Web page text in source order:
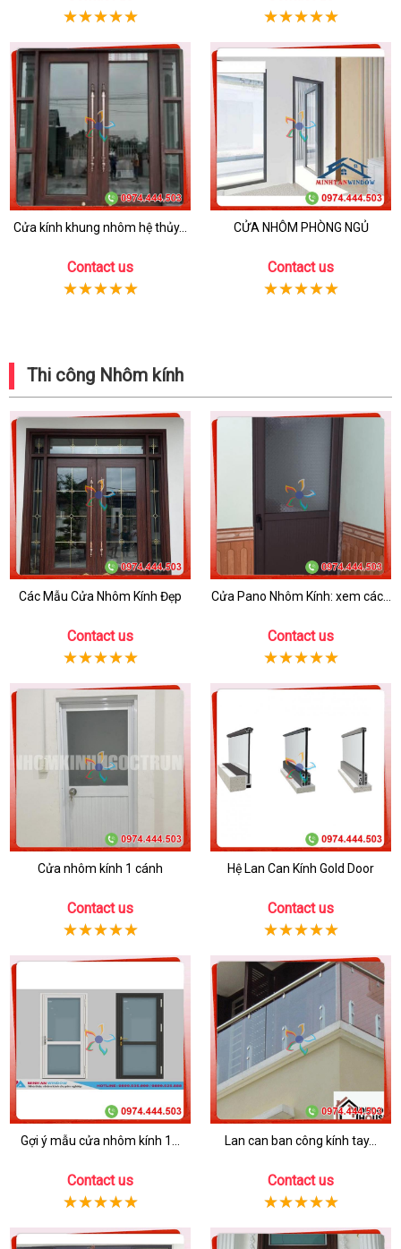
Cửa kính khung nhôm hệ thủy...
Contact us
CỬA NHÔM PHÒNG NGỦ
Contact us
Thi công Nhôm kính
Các Mẫu Cửa Nhôm Kính Đẹp
Contact us
Cửa Pano Nhôm Kính: xem các...
Contact us
Cửa nhôm kính 1 cánh
Contact us
Hệ Lan Can Kính Gold Door
Contact us
Gợi ý mẫu cửa nhôm kính 1...
Contact us
Lan can ban công kính tay...
Contact us